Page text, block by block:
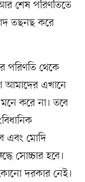
শেষ পরিণতিতে
তছনছ করে
পরিণতি থেকে
আমাদের এখানে
করে না। তবে
এবং মোদি
সোচ্চার হবে।
কোনো দরকার নেই।